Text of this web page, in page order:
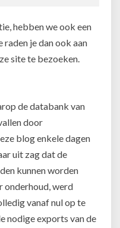
hebben we ook een
je dan ook aan
site te bezoeken.
de databank van
door
blog enkele dagen
uit zag dat de
kunnen worden
onderhoud, werd
vanaf nul op te
nodige exports van de